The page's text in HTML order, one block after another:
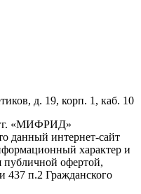
д. 19, корп. 1, каб. 10
«МИФРИД»
данный интернет-сайт
характер и
публичной офертой,
437 п.2 Гражданского